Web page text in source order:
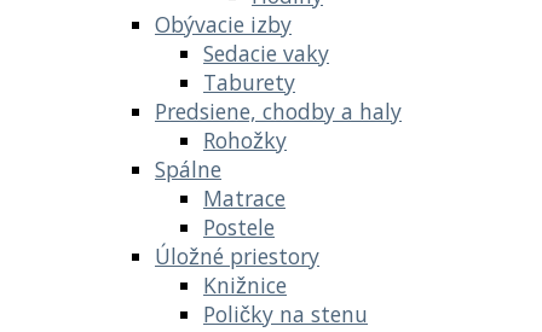
Obývacie izby
Sedacie vaky
Taburety
Predsiene, chodby a haly
Rohožky
Spálne
Matrace
Postele
Úložné priestory
Knižnice
Poličky na stenu